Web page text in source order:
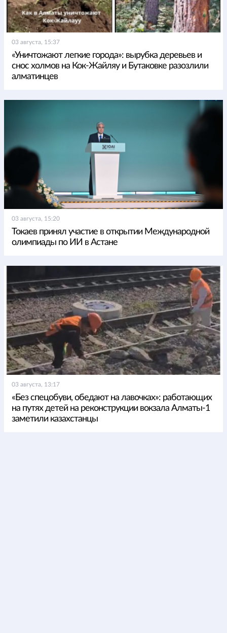
03 августа, 15:37
«Уничтожают легкие города»: вырубка деревьев и
снос холмов на Кок-Жайляу и Бутаковке разозлили
алматинцев
03 августа, 15:20
Токаев принял участие в открытии Международной
олимпиады по ИИ в Астане
03 августа, 13:17
«Без спецобуви, обедают на лавочках»: работающих
на путях детей на реконструкции вокзала Алматы-1
заметили казахстанцы